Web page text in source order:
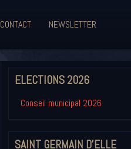
CONTACT NEWSLETTER
ELECTIONS 2026
Conseil municipal 2026
SAINT GERMAIN D'ELLE